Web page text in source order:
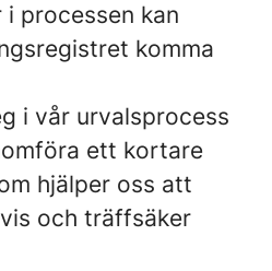
processen kan
komma
i vår urvalsprocess
ett kortare
hjälper oss att
och träffsäker